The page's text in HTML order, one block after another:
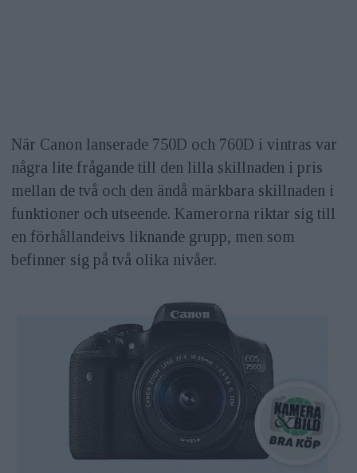
När Canon lanserade 750D och 760D i vintras var
några lite frågande till den lilla skillnaden i pris
mellan de två och den ändå märkbara skillnaden i
funktioner och utseende. Kamerorna riktar sig till
en förhållandeivs liknande grupp, men som
befinner sig på två olika nivåer.